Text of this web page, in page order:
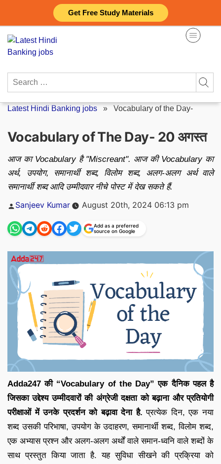
Get Free Study Materials
content
Search
Latest Hindi Banking jobs » Vocabulary of the Day-
Vocabulary of The Day- 20 अगस्त
आज का Vocabulary है "Miscreant". आज की Vocabulary का
अर्थ, उपयोग, समानार्थी शब्द, विलोम शब्द, अलग-अलग अर्थ वाले
समानार्थी शब्द आदि उम्मीदवार नीचे पोस्ट में देख सकते हैं.
Posted
Sanjeev Kumar August 20th, 2024 06:13 pm
Add as a preferred
source on Google
Adda247 की “Vocabulary of the Day” एक दैनिक पहल है
जिसका उद्देश्य उम्मीदवारों की अंग्रेजी दक्षता को बढ़ाना और प्रतियोगी
परीक्षाओं में उनके प्रदर्शन को बढ़ावा देना है. प्रत्येक दिन, एक नया
शब्द उसकी परिभाषा, उपयोग के उदाहरण, समानार्थी शब्द, विलोम शब्द,
एक अभ्यास प्रश्न और अलग-अलग अर्थों वाले समान-ध्वनि वाले शब्दों के
साथ प्रस्तुत किया जाता है. यह सुविधा सीखने की प्रक्रिया को